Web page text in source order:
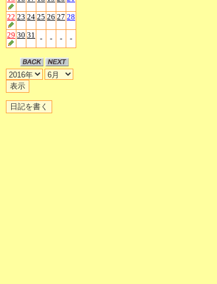
22 23 24 25 26 27 28
29 30 31 - - - -